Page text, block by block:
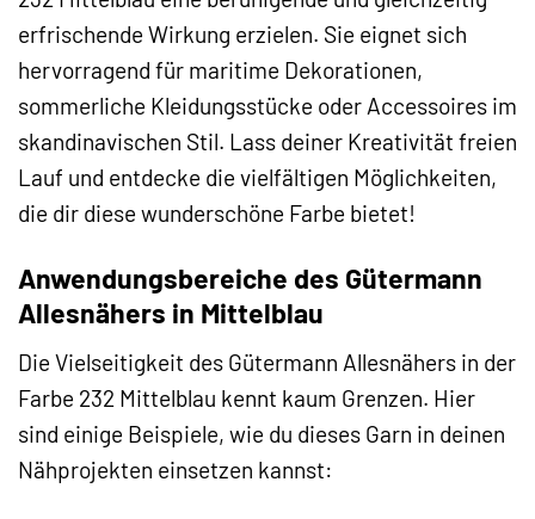
erfrischende Wirkung erzielen. Sie eignet sich
hervorragend für maritime Dekorationen,
sommerliche Kleidungsstücke oder Accessoires im
skandinavischen Stil. Lass deiner Kreativität freien
Lauf und entdecke die vielfältigen Möglichkeiten,
die dir diese wunderschöne Farbe bietet!
Anwendungsbereiche des Gütermann
Allesnähers in Mittelblau
Die Vielseitigkeit des Gütermann Allesnähers in der
Farbe 232 Mittelblau kennt kaum Grenzen. Hier
sind einige Beispiele, wie du dieses Garn in deinen
Nähprojekten einsetzen kannst: